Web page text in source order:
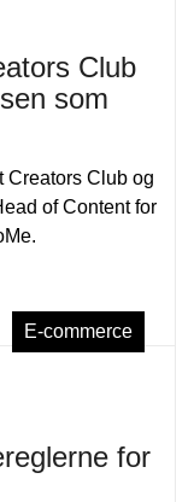
Club
som
Creators Club og
of Content for
E-commerce
for